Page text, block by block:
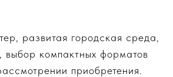
развитая городская среда,
выбор компактных форматов
приобретения.